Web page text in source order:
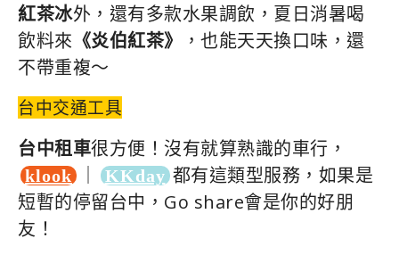
紅茶冰外，還有多款水果調飲，夏日消暑喝
飲料來 《炎伯紅茶》
，也能天天換口味，還
不帶重複～
台中交通工具
台中租車很方便！沒有就算熟識的車行，
klook KKday 都有這類型服務，如果是
短暫的停留台中，Go share會是你的好朋
友！